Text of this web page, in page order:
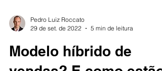
Pedro Luiz Roccato
29 de set. de 2022